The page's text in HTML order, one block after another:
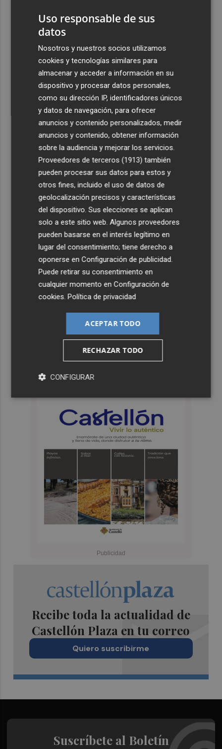
Últimas Noticias
La Diputació ejecuta obras en la vía de servicio de la v-
21 para reforzar la movilidad en l'Horta Nord
Shein sondea a inversores con una valoración inferior a
30.000 millones de dólares para su OPV, según FT
Florentino Pérez refuerza su posición como principal
accionista de ACS y eleva su participación al 15%
La Femp se coordina con los gobiernos locales para el
eclipse solar del 12 de agosto
El incendio del Cerro Maestre de Jumilla activa el Plan
Infomur en situación 1
Recibe toda la actualidad de
Castellón Plaza en tu correo
Quiero suscribirme
Suscríbete al Boletín
Uso responsable de sus
datos
Nosotros y nuestros socios utilizamos
cookies y tecnologías similares para
almacenar y acceder a información en su
dispositivo y procesar datos personales,
como su dirección IP, identificadores únicos
y datos de navegación, para ofrecer
anuncios y contenido personalizados, medir
anuncios y contenido, obtener información
sobre la audiencia y mejorar los servicios.
Proveedores de terceros (1913) también
pueden procesar sus datos para estos y
otros fines, incluido el uso de datos de
geolocalización precisos y características
del dispositivo. Sus elecciones se aplican
solo a este sitio web. Algunos proveedores
pueden basarse en el interés legítimo en
lugar del consentimiento; tiene derecho a
oponerse enConfiguración de publicidad.
Puede retirar su consentimiento en
cualquier momento enConfiguración de
cookies.Política de privacidad
ACEPTAR TODO
RECHAZAR TODO
CONFIGURAR